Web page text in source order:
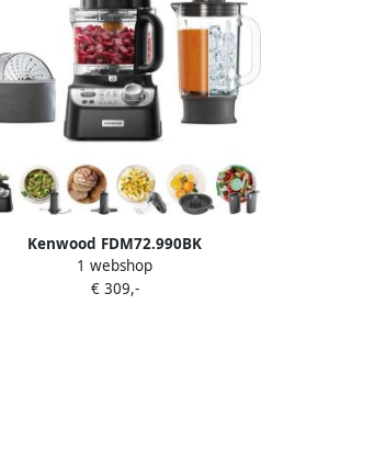
Kenwood FDM72.990BK
keukenmachine 1000 W 3 l Zwart
Ingebouwde weegschalen
1 webshop
€ 309,-